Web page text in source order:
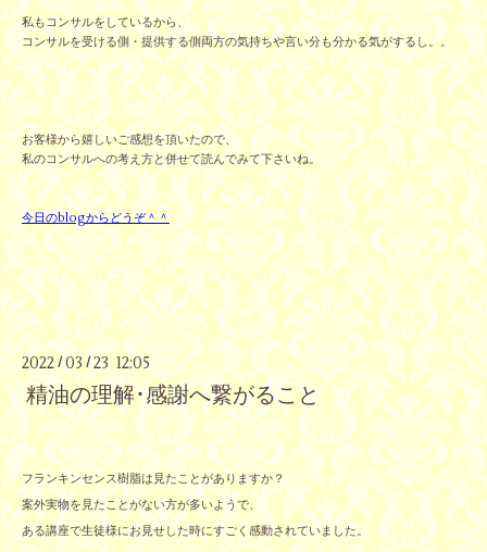
私もコンサルをしているから、
コンサルを受ける側・提供する側両方の気持ちや言い分も分かる気がするし。。
お客様から嬉しいご感想を頂いたので、
私のコンサルへの考え方と併せて読んでみて下さいね。
今日のblogからどうぞ＾＾
2022/03 / 23 12:05
精油の理解･感謝へ繋がること
フランキンセンス樹脂は見たことがありますか？
案外実物を見たことがない方が多いようで、
ある講座で生徒様にお見せした時にすごく感動されていました。